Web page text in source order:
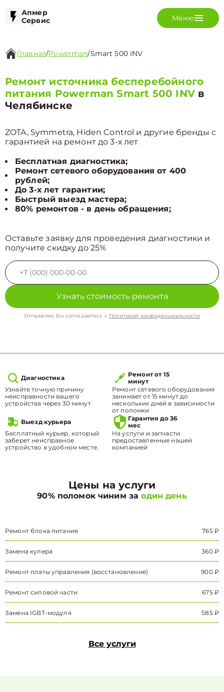
Апмер
Сервис
Меню
Главная/Powerman/Smart 500 INV
Ремонт источника бесперебойного
питания Powerman Smart 500 INV в
Челябинске
ZOTA, Symmetra, Hiden Control и другие бренды с
гарантией на ремонт до 3-х лет
Бесплатная диагностика;
Ремонт сетевого оборудования от 400
рублей;
До 3-х лет гарантии;
Быстрый выезд мастера;
80% ремонтов - в день обращения;
Оставьте заявку для проведения диагностики и
получите скидку до 25%
Узнать стоимость ремонта
Отправляя, Вы соглашаетесь с Политикой конфиденциальности
Диагностика
Узнайте точную причину
неисправности вашего
устройства через 30 минут
Ремонт от 15
минут
Ремонт сетевого оборудования
занимает от 15 минут до
нескольких дней в зависимости
от поломки
Выезд курьера
Бесплатный курьер, который
заберет неисправное
устройство в удобном месте.
Гарантия до 36
мес
На услуги и запчасти
предоставленные нашей
компанией
Цены на услуги
90% поломок чиним заодин день
Ремонт блока питания 765 ₽
Замена кулера 360 ₽
Ремонт платы управления (восстановление) 900 ₽
Ремонт силовой части 675 ₽
Замена IGBT-модуля 585 ₽
Все услуги